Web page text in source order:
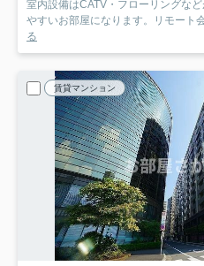
室内設備はCATV・フローリングな
やすいお部屋になります。リモート
る
賃貸マンション